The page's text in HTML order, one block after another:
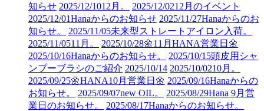
知らせ 2025/12/1012月。 2025/12/0212月のイベント
2025/12/01Hanaからのお知らせ 2025/11/27Hanaからのお
知らせ。
2025/11/05未来型ストレートアイロン入荷。
2025/11/0511月。 2025/10/28🌼11月HANA営業日🌼
2025/10/16Hanaからのお知らせ。 2025/10/15頭皮用シャ
ンプーブラシのご紹介 2025/10/14 2025/10/0210月。
2025/09/25🌼HANA10月営業日🌼 2025/09/16Hanaからの
お知らせ。
2025/09/07new OIL。 2025/08/29Hana 9月営
業日のお知らせ。
2025/08/17Hanaからのお知らせ。